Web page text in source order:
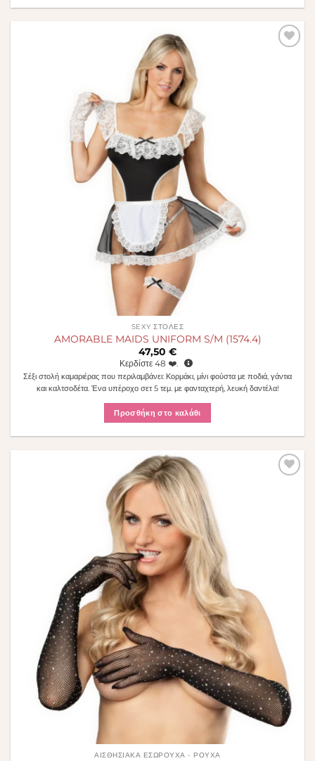
SEXY ΣΤΟΛΈΣ
AMORABLE MAIDS UNIFORM S/M (1574.4)
47,50 €
Κερδίστε 48 ❤️.
Σέξι στολή καμαριέρας που περιλαμβάνει: Κορμάκι, μίνι φούστα με ποδιά, γάντια
και καλτσοδέτα. Ένα υπέροχο σετ 5 τεμ. με φανταχτερή, λευκή δαντέλα!
Προσθήκη στο καλάθι
ΑΙΣΘΗΣΙΑΚΆ ΕΣΏΡΟΥΧΑ - ΡΟΎΧΑ